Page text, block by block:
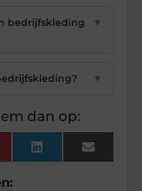
bedrijfskleding
▼
▼
dan op:
LinkedIn Email